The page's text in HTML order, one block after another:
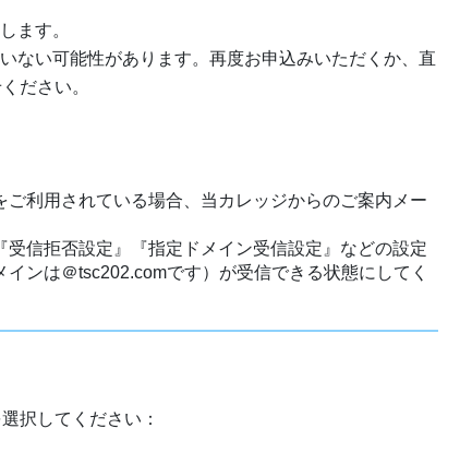
ます。
ない可能性があります。再度お申込みいただくか、直
ださい。
利用されている場合、当カレッジからのご案内メー
信拒否設定』『指定ドメイン受信設定』などの設定
ンは＠tsc202.comです）が受信できる状態にしてく
択してください：